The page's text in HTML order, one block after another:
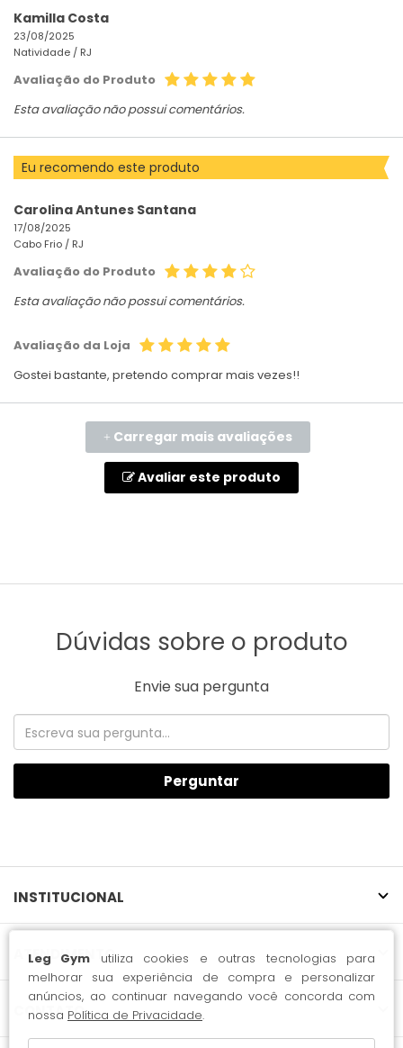
Leg Gym utiliza cookies e outras tecnologias para
melhorar sua experiência de compra e personalizar
anúncios, ao continuar navegando você concorda com
nossa Política de Privacidade.
Kamilla Costa
23/08/2025
Natividade / RJ
Avaliação do Produto
Esta avaliação não possui comentários.
Eu recomendo este produto
Carolina Antunes Santana
17/08/2025
Cabo Frio / RJ
Avaliação do Produto
Esta avaliação não possui comentários.
Avaliação da Loja
Gostei bastante, pretendo comprar mais vezes!!
+ Carregar mais avaliações
Avaliar este produto
Dúvidas sobre o produto
Envie sua pergunta
Perguntar
INSTITUCIONAL
ATENDIMENTO
CONTATO